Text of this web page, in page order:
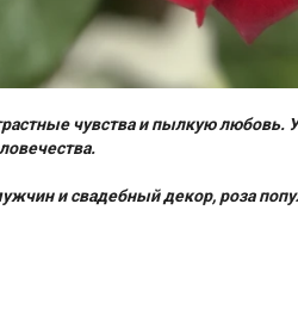
чувства и пылкую любовь.
и свадебный декор, роза